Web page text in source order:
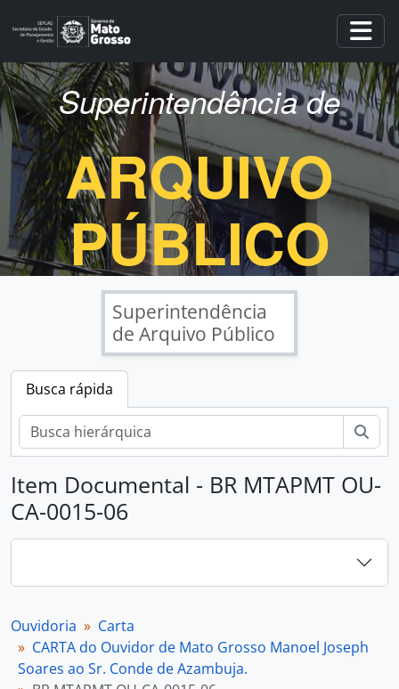
Skip to main content
Superintendência de
ARQUIVO
PÚBLICO
Superintendência
de Arquivo Público
Busca rápida
Item Documental - BR MTAPMT OU-
CA-0015-06
Ouvidoria
Carta
CARTA do Ouvidor de Mato Grosso Manoel Joseph
Soares ao Sr. Conde de Azambuja.